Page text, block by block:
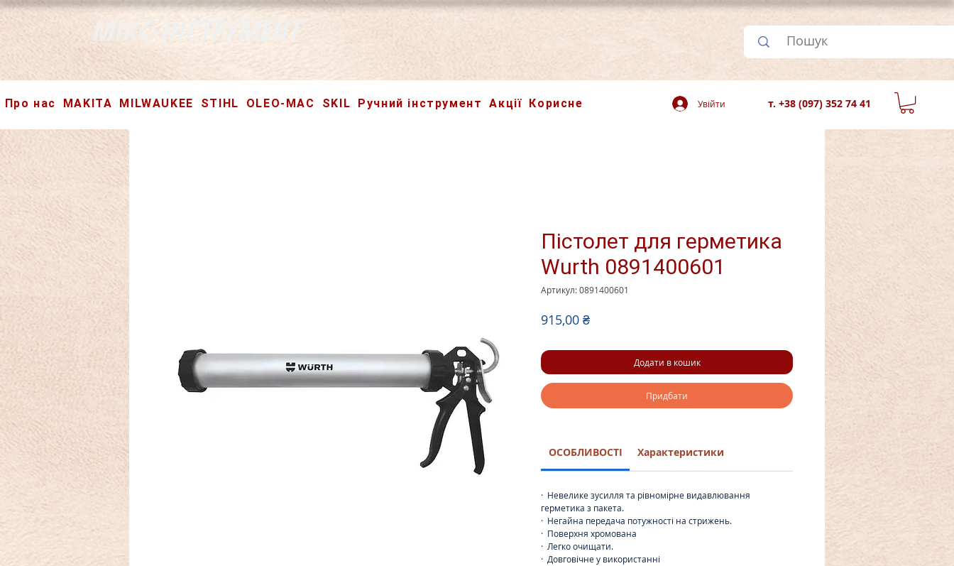
МІКС-ІНСТРУМЕНТ
Про нас MAKITA MILWAUKEE STIHL OLEO-MAC SKIL Ручний інструмент Акції Корисне т. +38 (097) 352 74 41
Увійти
Пістолет для герметика
Wurth 0891400601
Артикул: 0891400601
915,00 ₴Ціна
Додати в кошик
Придбати
ОСОБЛИВОСТІ Характеристики
· Невелике зусилля та рівномірне видавлювання
герметика з пакета.
· Негайна передача потужності на стрижень.
· Поверхня хромована
· Легко очищати.
· Довговічне у використанні